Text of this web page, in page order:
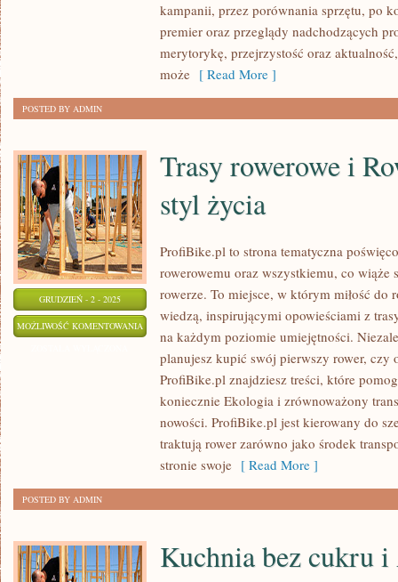
KOSMICZNE
kampanii, przez porównania sprzętu, po
premier oraz przeglądy nadchodzących
merytorykę, przejrzystość oraz
może [ Read More ]
POSTED BY ADMIN
GRUDZIEŃ - 2 - 2025
MOŻLIWOŚĆ KOMENTOWANIA
Trasy rowerowe i
styl życia
ProfiBike.pl to strona tematyczna
rowerowemu oraz wszystkiemu, co wiąże
rowerze. To miejsce, w którym miłość do
wiedzą, inspirującymi opowieściami z
na każdym poziomie umiejętności.
planujesz kupić swój pierwszy rower, czy
ProfiBike.pl znajdziesz treści, które
koniecznie Ekologia i zrównoważony
nowości. ProfiBike.pl jest kierowany do
traktują rower zarówno jako środek
stronie swoje [ Read More ]
POSTED BY ADMIN
Kuchnia bez cukru